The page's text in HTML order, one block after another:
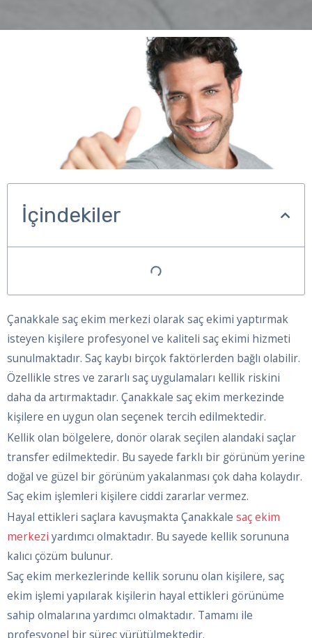
İçindekiler
Çanakkale saç ekim merkezi olarak saç ekimi yaptırmak
isteyen kişilere profesyonel ve kaliteli saç ekimi hizmeti
sunulmaktadır. Saç kaybı birçok faktörlerden bağlı olabilir.
Özellikle stres ve zararlı saç uygulamaları kellik riskini
daha da artırmaktadır. Çanakkale saç ekim merkezinde
kişilere en uygun olan seçenek tercih edilmektedir.
Kellik olan bölgelere, donör olarak seçilen alandaki saçlar
transfer edilmektedir. Bu sayede farklı bir görünüm yerine
doğal ve güzel bir görünüm yakalanması çok daha kolaydır.
Saç ekim işlemleri kişilere ciddi zararlar vermez.
Hayal ettikleri saçlara kavuşmakta Çanakkale saç ekim
merkezi yardımcı olmaktadır. Bu sayede kellik sorununa
kalıcı çözüm bulunur.
Saç ekim merkezlerinde kellik sorunu olan kişilere, saç
ekim işlemi yapılarak kişilerin hayal ettikleri görünüme
sahip olmalarına yardımcı olmaktadır. Tamamı ile
profesyonel bir süreç yürütülmektedir.